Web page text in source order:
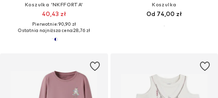
Koszulka 'NKFFORTA'
40,43 zł
Pierwotnie: 90,90 zł
Ostatnia najniższa cena:28,76 zł
Koszulka
Od 74,00 zł